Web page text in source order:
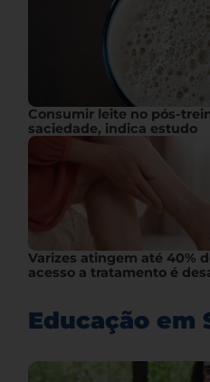
Consumir leite no pós-
saciedade, indica estudo
Varizes atingem até 40%
acesso a tratamento é
Educação em